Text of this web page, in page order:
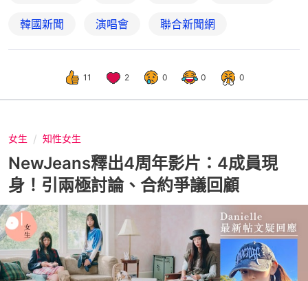
韓國新聞 演唱會 聯合新聞網
11 2 0 0 0
女生 知性女生
NewJeans釋出4周年影片：4成員現
身！引兩極討論、合約爭議回顧